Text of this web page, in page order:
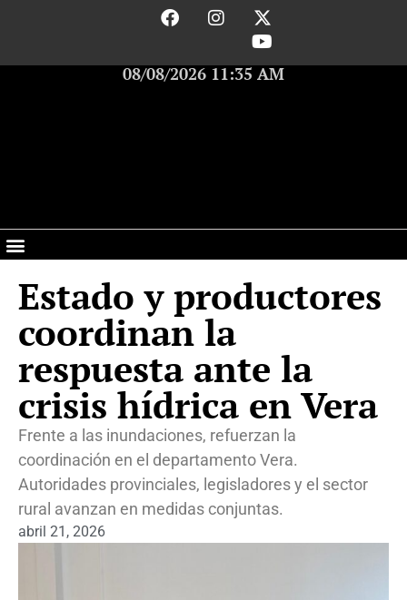
08/08/2026 11:35 AM
Estado y productores
coordinan la
respuesta ante la
crisis hídrica en Vera
Frente a las inundaciones, refuerzan la
coordinación en el departamento Vera.
Autoridades provinciales, legisladores y el sector
rural avanzan en medidas conjuntas.
abril 21, 2026